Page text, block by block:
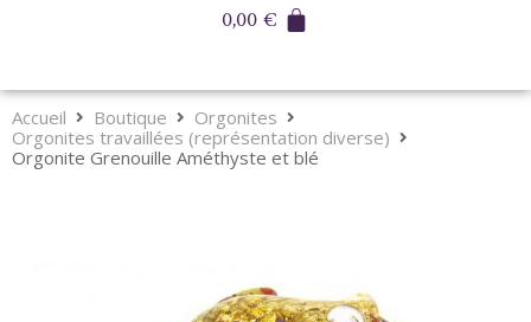
0,00€
Accueil Boutique
Orgonites
Orgonites travaillées (représentation diverse)
Orgonite Grenouille Améthyste et blé